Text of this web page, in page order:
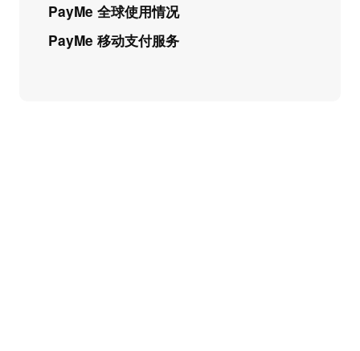
PayMe 全球使用情况
PayMe 移动支付服务